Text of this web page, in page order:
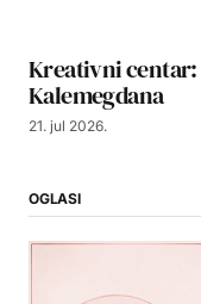
Kreativni centar:
Kalemegdana
21. jul 2026.
OGLASI